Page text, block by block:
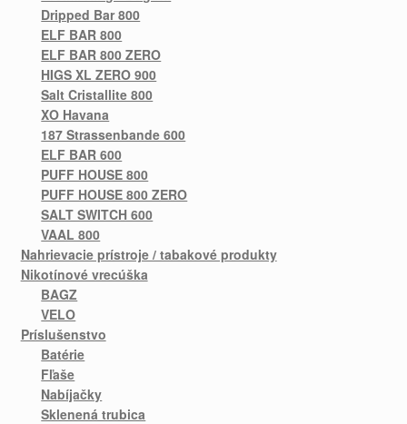
Dripped Bar 800
ELF BAR 800
ELF BAR 800 ZERO
HIGS XL ZERO 900
Salt Cristallite 800
XO Havana
187 Strassenbande 600
ELF BAR 600
PUFF HOUSE 800
PUFF HOUSE 800 ZERO
SALT SWITCH 600
VAAL 800
Nahrievacie prístroje / tabakové produkty
Nikotínové vrecúška
BAGZ
VELO
Príslušenstvo
Batérie
Fľaše
Nabíjačky
Sklenená trubica